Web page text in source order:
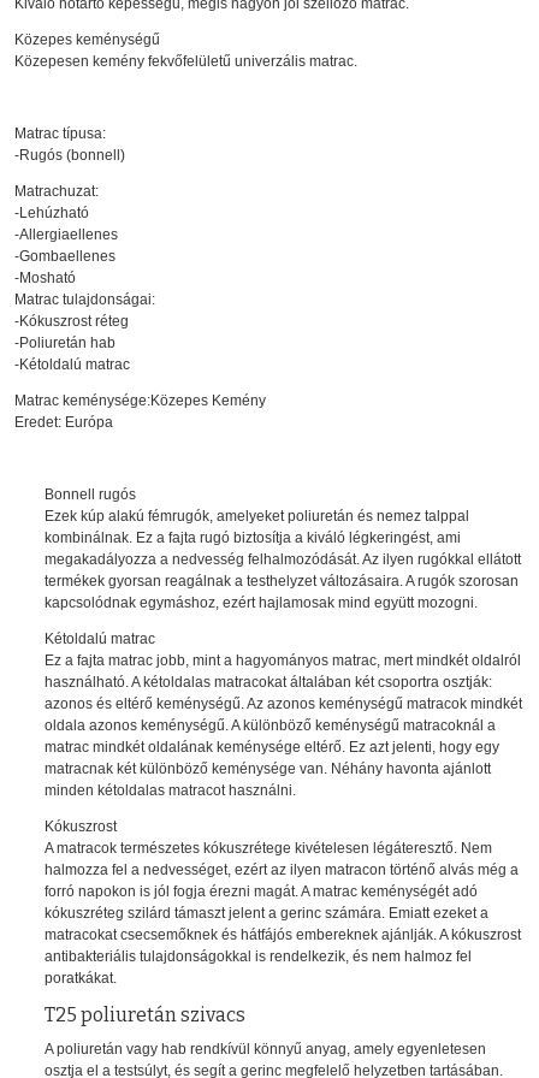
Kiváló hőtartó képességű, mégis nagyon jól szellőző matrac.
Közepes keménységű
Közepesen kemény fekvőfelületű univerzális matrac.
Matrac típusa:
-Rugós (bonnell)
Matrachuzat:
-Lehúzható
-Allergiaellenes
-Gombaellenes
-Mosható
Matrac tulajdonságai:
-Kókuszrost réteg
-Poliuretán hab
-Kétoldalú matrac
Matrac keménysége:Közepes Kemény
Eredet: Európa
Bonnell rugós
Ezek kúp alakú fémrugók, amelyeket poliuretán és nemez talppal
kombinálnak. Ez a fajta rugó biztosítja a kiváló légkeringést, ami
megakadályozza a nedvesség felhalmozódását. Az ilyen rugókkal ellátott
termékek gyorsan reagálnak a testhelyzet változásaira. A rugók szorosan
kapcsolódnak egymáshoz, ezért hajlamosak mind együtt mozogni.
Kétoldalú matrac
Ez a fajta matrac jobb, mint a hagyományos matrac, mert mindkét oldalról
használható. A kétoldalas matracokat általában két csoportra osztják:
azonos és eltérő keménységű. Az azonos keménységű matracok mindkét
oldala azonos keménységű. A különböző keménységű matracoknál a
matrac mindkét oldalának keménysége eltérő. Ez azt jelenti, hogy egy
matracnak két különböző keménysége van. Néhány havonta ajánlott
minden kétoldalas matracot használni.
Kókuszrost
A matracok természetes kókuszrétege kivételesen légáteresztő. Nem
halmozza fel a nedvességet, ezért az ilyen matracon történő alvás még a
forró napokon is jól fogja érezni magát. A matrac keménységét adó
kókuszréteg szilárd támaszt jelent a gerinc számára. Emiatt ezeket a
matracokat csecsemőknek és hátfájós embereknek ajánlják. A kókuszrost
antibakteriális tulajdonságokkal is rendelkezik, és nem halmoz fel
poratkákat.
T25 poliuretán szivacs
A poliuretán vagy hab rendkívül könnyű anyag, amely egyenletesen
osztja el a testsúlyt, és segít a gerinc megfelelő helyzetben tartásában.